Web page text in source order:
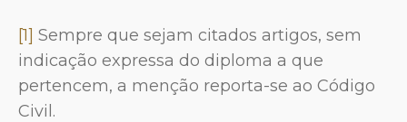
[1] Sempre que sejam citados artigos, sem
indicação expressa do diploma a que
pertencem, a menção reporta-se ao Código
Civil.